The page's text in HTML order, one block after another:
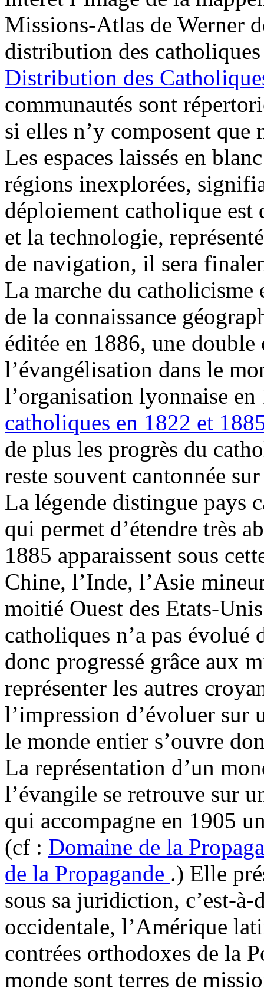
Missions-Atlas de Werner
distribution des
Distribution des
communautés sont
si elles n’y composent
Les espaces laissés en
régions inexplorées,
déploiement catholique est
et la technologie,
de navigation, il sera
La marche du catholicisme
de la connaissance
éditée en 1886, une double
l’évangélisation dans le
l’organisation lyonnaise en
catholiques en 1822 et
de plus les progrès du
reste souvent cantonnée
La légende distingue pays
qui permet d’étendre très
1885 apparaissent sous
Chine, l’Inde, l’Asie
moitié Ouest des Etats-
catholiques n’a pas évolué
donc progressé grâce aux
représenter les autres
l’impression d’évoluer sur
le monde entier s’ouvre
La représentation d’un
l’évangile se retrouve sur
qui accompagne en 1905
(cf : Domaine de la
de la Propagande .) Elle
sous sa juridiction, c’est-
occidentale, l’Amérique
contrées orthodoxes de la
monde sont terres de